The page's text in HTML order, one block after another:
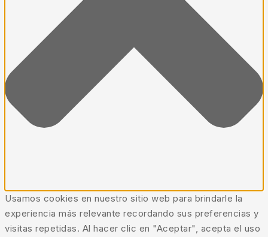
Usamos cookies en nuestro sitio web para brindarle la
experiencia más relevante recordando sus preferencias y
visitas repetidas. Al hacer clic en "Aceptar", acepta el uso